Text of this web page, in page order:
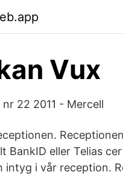
Vux
22 2011 - Mercell
BankID eller Telias
intyg i vår reception.